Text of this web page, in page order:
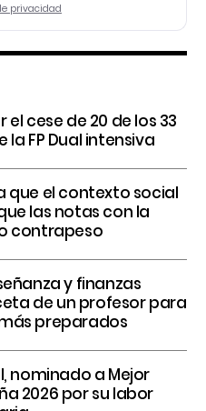
privacidad
cese de 20 de los 33
FP Dual intensiva
que el contexto social
las notas con la
contrapeso
y finanzas
de un profesor para
preparados
nominado a Mejor
2026 por su labor